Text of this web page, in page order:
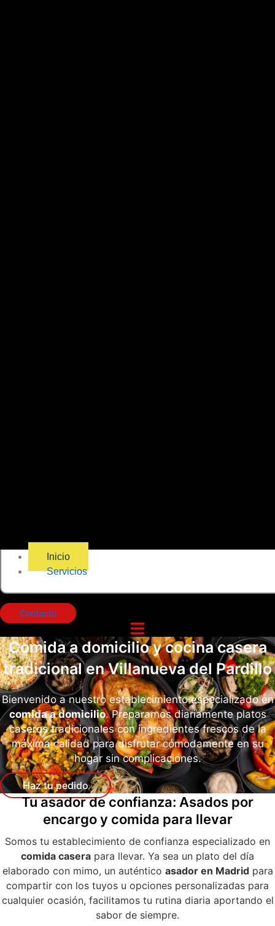
Inicio
Servicios
Contacto
Comida a domicilio y cocina casera
tradicional en Villanueva del Pardillo
Bienvenido a nuestro establecimiento especializado en
comida a domicilio. Preparamos diariamente platos
caseros tradicionales con ingredientes frescos de la
máxima calidad para disfrutar cómodamente en su
hogar sin complicaciones.
Haz tu pedido
Tu asador de confianza: Asados por
encargo y comida para llevar
Somos tu establecimiento de confianza especializado en
comida casera para llevar. Ya sea un plato del día
elaborado con mimo, un auténtico asador en Madridpara
compartir con los tuyos u opciones personalizadas para
cualquier ocasión, facilitamos tu rutina diaria aportando el
sabor de siempre.